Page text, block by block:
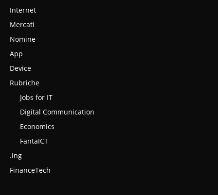
Internet
Mercati
Nomine
App
Device
Rubriche
Jobs for IT
Digital Communication
Economics
FantaICT
.ing
FinanceTech